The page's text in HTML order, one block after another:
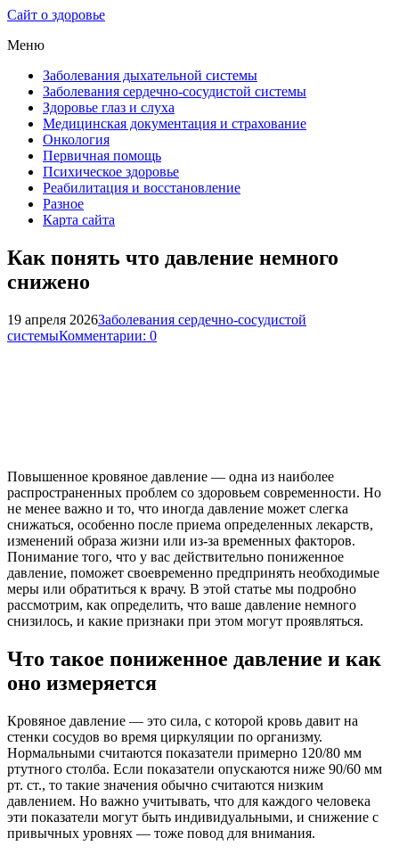
Сайт о здоровье
Меню
Заболевания дыхательной системы
Заболевания сердечно-сосудистой системы
Здоровье глаз и слуха
Медицинская документация и страхование
Онкология
Первичная помощь
Психическое здоровье
Реабилитация и восстановление
Разное
Карта сайта
Как понять что давление немного
снижено
19 апреля 2026Заболевания сердечно-сосудистой
системыКомментарии: 0
Повышенное кровяное давление — одна из наиболее
распространенных проблем со здоровьем современности. Но
не менее важно и то, что иногда давление может слегка
снижаться, особенно после приема определенных лекарств,
изменений образа жизни или из-за временных факторов.
Понимание того, что у вас действительно пониженное
давление, поможет своевременно предпринять необходимые
меры или обратиться к врачу. В этой статье мы подробно
рассмотрим, как определить, что ваше давление немного
снизилось, и какие признаки при этом могут проявляться.
Что такое пониженное давление и как
оно измеряется
Кровяное давление — это сила, с которой кровь давит на
стенки сосудов во время циркуляции по организму.
Нормальными считаются показатели примерно 120/80 мм
ртутного столба. Если показатели опускаются ниже 90/60 мм
рт. ст., то такие значения обычно считаются низким
давлением. Но важно учитывать, что для каждого человека
эти показатели могут быть индивидуальными, и снижение с
привычных уровнях — тоже повод для внимания.